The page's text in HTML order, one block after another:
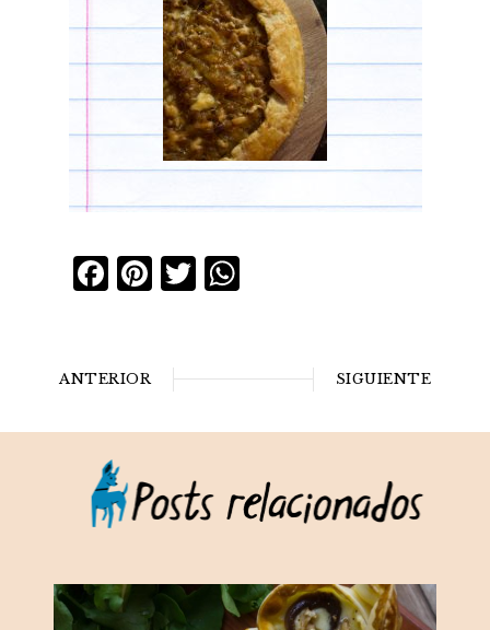
Facebook
Pinterest
Twitter
WhatsApp
ANTERIOR SIGUIENTE